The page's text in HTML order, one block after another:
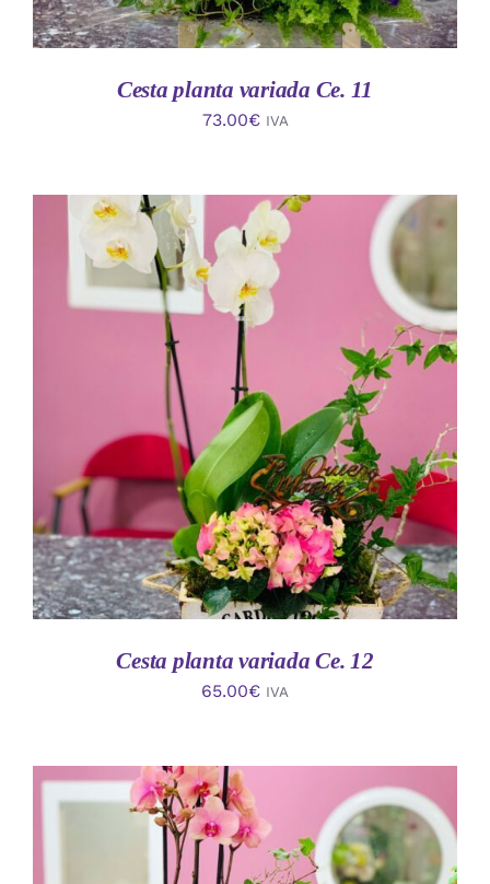
Cesta planta variada Ce. 11
73.00€ IVA
AÑADIR AL CARRITO
/
Cesta planta variada Ce. 12
65.00€ IVA